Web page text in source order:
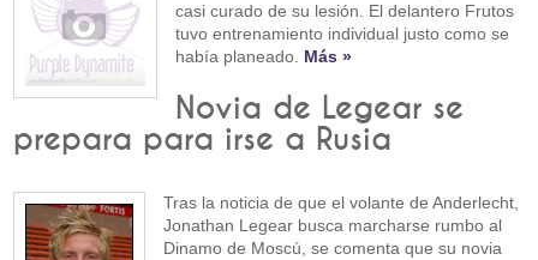
casi curado de su lesión. El delantero Frutos
tuvo entrenamiento individual justo como se
había planeado. Más »
Novia de Legear se
prepara para irse a Rusia
Tras la noticia de que el volante de Anderlecht,
Jonathan Legear busca marcharse rumbo al
Dinamo de Moscú, se comenta que su novia